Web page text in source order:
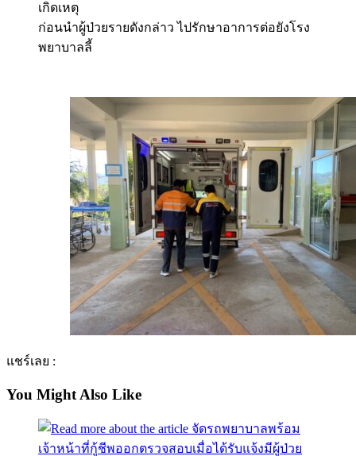
เกิดเหตุ
ก่อนนำผู้ป่วยรายดังกล่าว ไปรักษาอาการต่อยังโรง
พยาบาลลี้
แชร์เลย :
You Might Also Like